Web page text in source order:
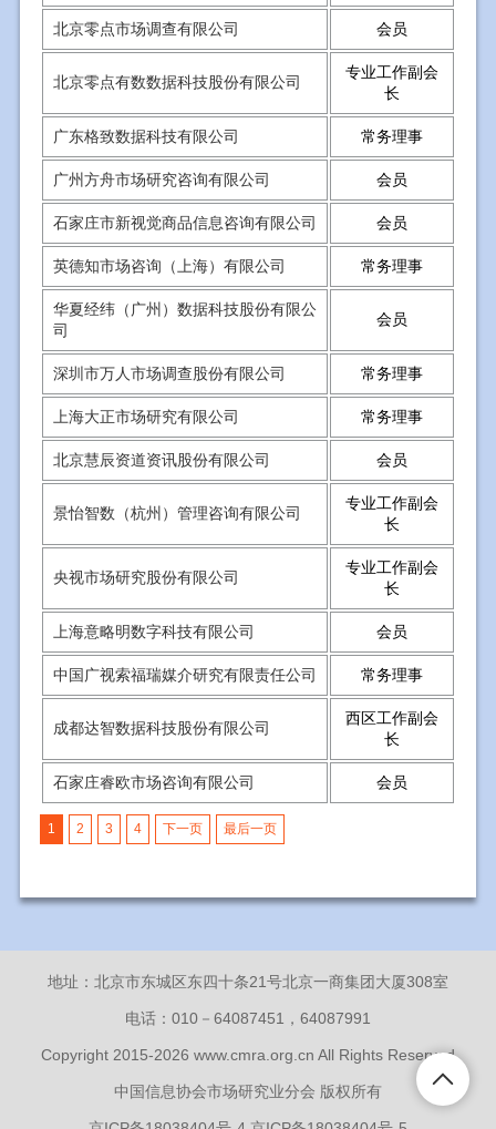
北京零点市场调查有限公司 会员
北京零点有数数据科技股份有限公司
专业工作副会
长
广东格致数据科技有限公司 常务理事
广州方舟市场研究咨询有限公司 会员
石家庄市新视觉商品信息咨询有限公司 会员
英德知市场咨询（上海）有限公司 常务理事
华夏经纬（广州）数据科技股份有限公
司
会员
深圳市万人市场调查股份有限公司 常务理事
上海大正市场研究有限公司 常务理事
北京慧辰资道资讯股份有限公司 会员
景怡智数（杭州）管理咨询有限公司
专业工作副会
长
央视市场研究股份有限公司
专业工作副会
长
上海意略明数字科技有限公司 会员
中国广视索福瑞媒介研究有限责任公司 常务理事
成都达智数据科技股份有限公司
西区工作副会
长
石家庄睿欧市场咨询有限公司 会员
1 2 3 4 下一页 最后一页
地址：北京市东城区东四十条21号北京一商集团大厦308室
电话：010－64087451，64087991
Copyright 2015-2026 www.cmra.org.cn All Rights Reserved
中国信息协会市场研究业分会 版权所有